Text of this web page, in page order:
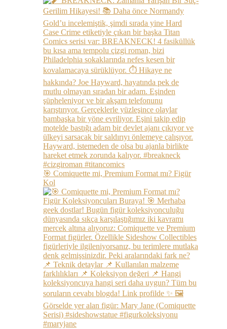
🎯 Comiquette mi, Premium Format mı? Figür
Kol